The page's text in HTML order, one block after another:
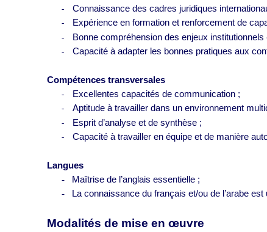
- Connaissance des cadres juridiques
- Expérience en formation et renforcement de
- Bonne compréhension des enjeux institutionnels
- Capacité à adapter les bonnes pratiques aux
Compétences transversales
- Excellentes capacités de communication ;
- Aptitude à travailler dans un environnement
- Esprit d’analyse et de synthèse ;
- Capacité à travailler en équipe et de manière
Langues
-
Maîtrise de l’anglais essentielle ;
-
La connaissance du français et/ou de l’arabe est
Modalités de mise en œuvre